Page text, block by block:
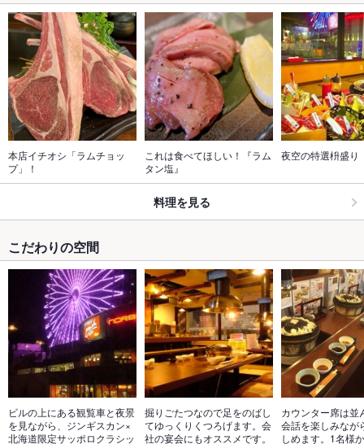
本店イチオシ「ラムチョッ
プ」！
これは食べてほしい！『ラム
タン塩』
夜空の特選枡盛り
料理を見る
こだわりの空間
ビルの上にある観覧車と夜景
を見ながら、ジンギスカン×
北海道限定サッポロクラシッ
掘りごたつなので足をのばし
てゆっくりくつろげます。会
社の宴会にもオススメです。
カウンター席は並
会話を楽しみなが
しめます。1名様